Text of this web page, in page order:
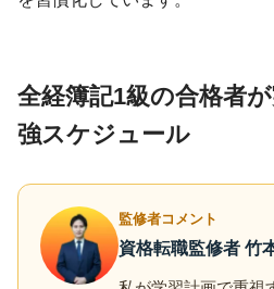
全経簿記1級の合格者
強スケジュール
監修者コメント
資格転職監修者 竹